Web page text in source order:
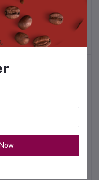
หยิบใส่ตะกร้า
Old School Espresso
Blend Intercof x Roaster
฿509.00